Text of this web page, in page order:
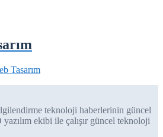
Tasarım
teknoloji haberlerinin güncel
ekibi ile çalışır güncel teknoloji